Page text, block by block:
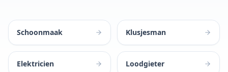
Schoonmaak Klusjesman
Elektricien Loodgieter